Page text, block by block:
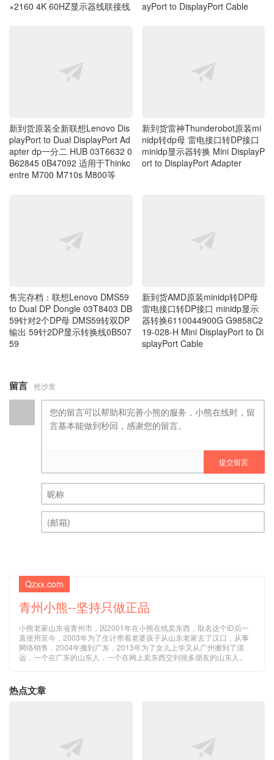
B62845 0B47092 适用于Thinkc
entre M700 M710s M800等
ort to DisplayPort Adapter
输出 59针2DP显示转换线0B507
59
19-028-H Mini DisplayPort to Di
splayPort Cable
(邮箱) (必填)
青州小熊--坚持只做正品
直使用至今，2003年为了生计带着老婆孩子从山东老家去了汉口，从事
网络销售，2004年搬到广东，2013年为了女儿上学又从广州搬到了清
远，一个在广东的山东人，一个在网上卖东西交到很多朋友的山东人。
热点文章